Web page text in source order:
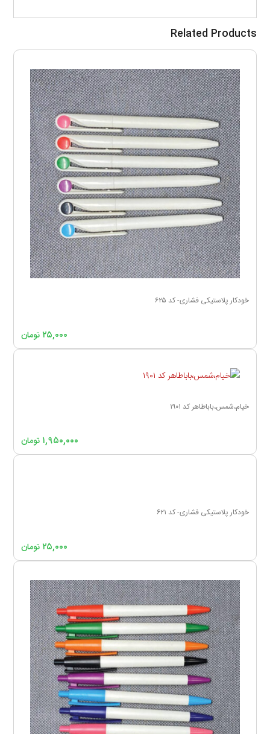
Related Products
خودکار پلاستیکی فشاری- کد ۶۲۵
۲۵,۰۰۰تومان
خیام،شمس،باباطاهر کد ۱۹۰۱
۱,۹۵۰,۰۰۰ تومان
خودکار پلاستیکی فشاری- کد ۶۲۱
۲۵,۰۰۰تومان